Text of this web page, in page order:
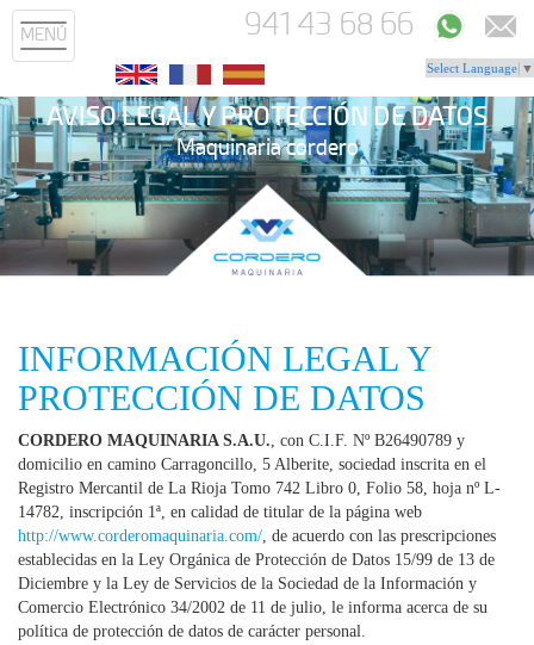
MENÚ 941 43 68 66
Select Language ▼
AVISO LEGAL Y PROTECCIÓN DE DATOS
Maquinaria cordero
INFORMACIÓN LEGAL Y
PROTECCIÓN DE DATOS
CORDERO MAQUINARIA S.A.U., con C.I.F. Nº B26490789 y
domicilio en camino Carragoncillo, 5 Alberite, sociedad inscrita en el
Registro Mercantil de La Rioja Tomo 742 Libro 0, Folio 58, hoja nº L-
14782, inscripción 1ª, en calidad de titular de la página web
http://www.corderomaquinaria.com/, de acuerdo con las prescripciones
establecidas en la Ley Orgánica de Protección de Datos 15/99 de 13 de
Diciembre y la Ley de Servicios de la Sociedad de la Información y
Comercio Electrónico 34/2002 de 11 de julio, le informa acerca de su
política de protección de datos de carácter personal.